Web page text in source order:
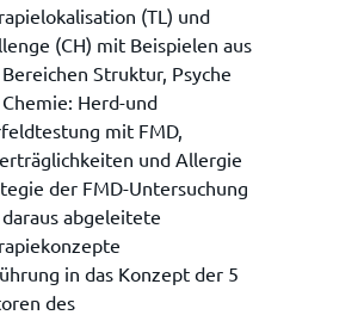
(TL) und
(CH) mit Beispielen aus
Struktur, Psyche
Herd-und
mit FMD,
und Allergie
der FMD-Untersuchung
abgeleitete
in das Konzept der 5
des